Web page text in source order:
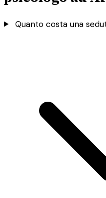
Quanto costa una